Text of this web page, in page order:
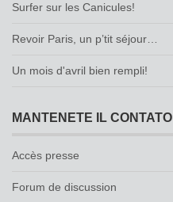
Surfer sur les Canicules!
Revoir Paris, un p’tit séjour…
Un mois d'avril bien rempli!
MANTENETE IL CONTATO
Accès presse
Forum de discussion